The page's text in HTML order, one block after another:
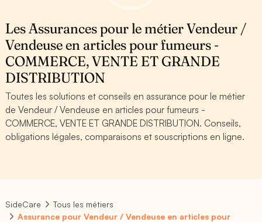
Les Assurances pour le métier Vendeur /
Vendeuse en articles pour fumeurs -
COMMERCE, VENTE ET GRANDE
DISTRIBUTION
Toutes les solutions et conseils en assurance pour le métier
de Vendeur / Vendeuse en articles pour fumeurs -
COMMERCE, VENTE ET GRANDE DISTRIBUTION. Conseils,
obligations légales, comparaisons et souscriptions en ligne.
SideCare
Tous les métiers
Assurance pour Vendeur / Vendeuse en articles pour